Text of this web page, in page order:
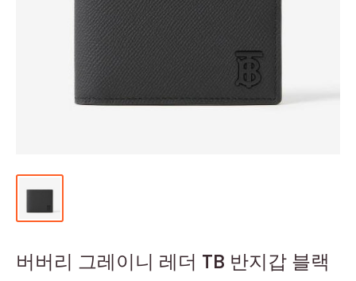
버버리 그레이니 레더 TB 반지갑 블랙